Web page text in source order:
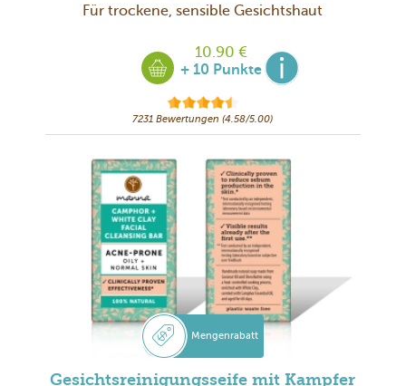
Für trockene, sensible Gesichtshaut
10.90 €
+ 10 Punkte
7231 Bewertungen (4.58/5.00)
Mengenrabatt
Gesichtsreinigungsseife mit Kampfer